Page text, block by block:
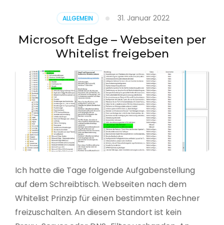
(UPN)
im
Active
Directory
ALLGEMEIN 31. Januar 2022
Microsoft Edge – Webseiten per
Whitelist freigeben
Ich hatte die Tage folgende Aufgabenstellung
auf dem Schreibtisch. Webseiten nach dem
Whitelist Prinzip für einen bestimmten Rechner
freizuschalten. An diesem Standort ist kein